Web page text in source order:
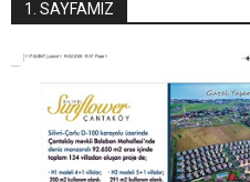
1. SAYFAMIZ